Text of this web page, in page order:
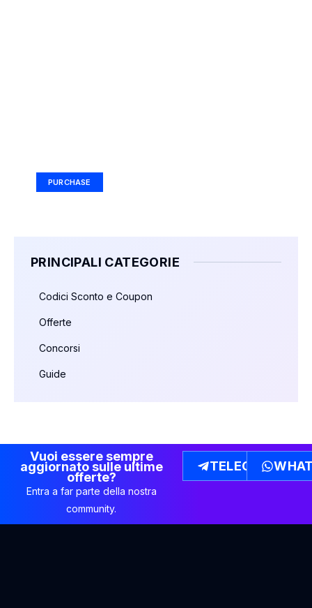
PURCHASE
PRINCIPALI CATEGORIE
Codici Sconto e Coupon
Offerte
Concorsi
Guide
Vuoi essere sempre
aggiornato sulle ultime
offerte?
Entra a far parte della nostra
community.
TELEGRAM